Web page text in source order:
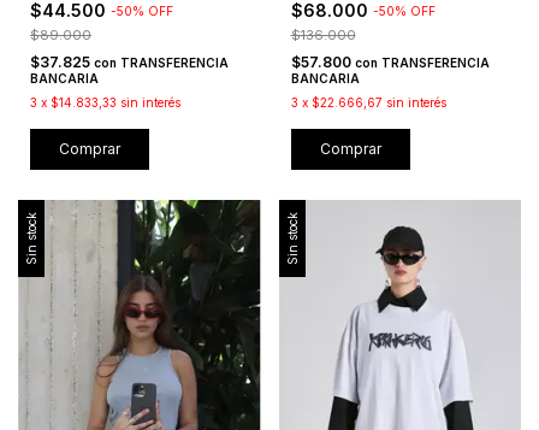
$44.500 -50% OFF
$89.000
$37.825 con TRANSFERENCIA
BANCARIA
3 x $14.833,33 sin interés
Comprar
$68.000 -50% OFF
$136.000
$57.800 con TRANSFERENCIA
BANCARIA
3 x $22.666,67 sin interés
Comprar
Sin stock Sin stock